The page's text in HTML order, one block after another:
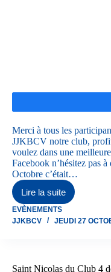
Merci à tous les
JJKBCV notre club,
voulez dans une
Facebook n’hésitez pas
Octobre c’était…
Lire la suite
Fête
du
JJKBCV
trophées
EVÈNEMENTS
JJKBCV
JEUDI 27
Saint Nicolas du Club 4